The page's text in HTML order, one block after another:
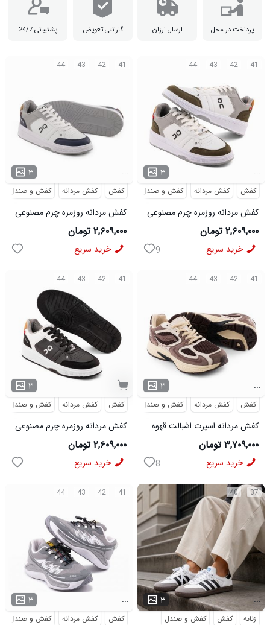
پرداخت در محل ارسال ارزان گارانتی تعویض پشتیبانی 24/7
41
42
43
44
۳ ...
کفش کفش مردانه کفش و صندل
کفش مردانه روزمره چرم مصنوعی
50918
۲,۶۰۹,۰۰۰ تومان
خرید سریع
41
42
43
44
۳ ...
کفش کفش مردانه کفش و صندل
کفش مردانه روزمره چرم مصنوعی
50919
۲,۶۰۹,۰۰۰ تومان
خرید سریع 9
41
42
43
44
۳
کفش کفش مردانه کفش و صندل
کفش مردانه روزمره چرم مصنوعی
50920
۲,۶۰۹,۰۰۰ تومان
خرید سریع
41
42
43
44
۳ ...
کفش کفش مردانه کفش و صندل
کفش مردانه اسپرت اشبالت قهوه
ای Saucony مدل 50786
۳,۷۰۹,۰۰۰ تومان
خرید سریع 8
41
42
43
44
۳ ...
کفش کفش مردانه کفش و صندل
37
40
۳ ...
زنانه کفش کفش و صندل